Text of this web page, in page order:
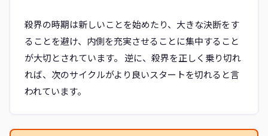
殺界の時期は新しいことを始めたり、大きな決断をす
ることを避け、内側を充実させることに集中すること
が大切とされています。 逆に、殺界を正しく乗り切れ
れば、次のサイクルがより良いスタートを切れると言
われています。